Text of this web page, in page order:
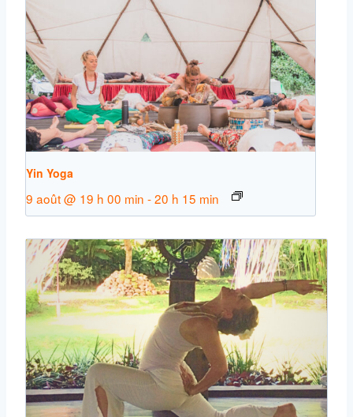
Yin Yoga
9 août @ 19 h 00 min -20 h 15 min